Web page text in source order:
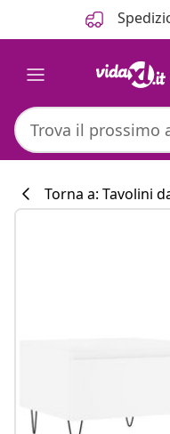
Torna a: Tavolini